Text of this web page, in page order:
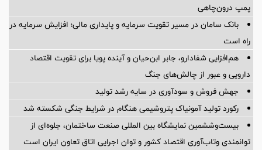
پمپ درون‌چاهی
بانک سامان در مسیر تقویت سرمایه و پایداری مالی؛ افزایش سرمایه در
راه است
هم‌افزایی شفادارو، جابر ابن‌حیان و آینده پویا برای تقویت اقتصاد
دارویی و عبور از چالش‌های جنگ
جهش فروش و سودآوری در سایه رشد تولید
رکورد تولید آمونیاک پتروشیمی هنگام در شرایط جنگی شکسته شد
بیست‌وششمین نمایشگاه بین المللی صنعت ساختمان، جلوه‌ای از
توانمندی وتاب‌آوری اقتصاد کشور و توان اجرایی اتاق تعاون ایران است